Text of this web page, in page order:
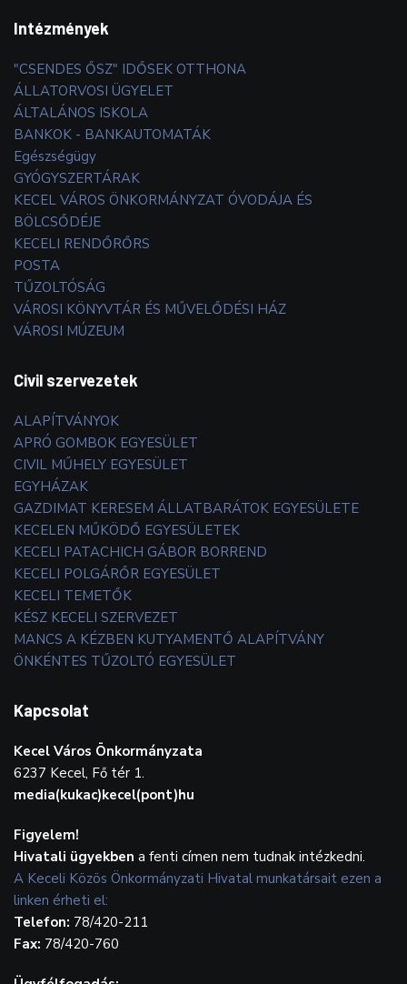
Intézmények
"CSENDES ŐSZ" IDŐSEK OTTHONA
ÁLLATORVOSI ÜGYELET
ÁLTALÁNOS ISKOLA
BANKOK - BANKAUTOMATÁK
Egészségügy
GYÓGYSZERTÁRAK
KECEL VÁROS ÖNKORMÁNYZAT ÓVODÁJA ÉS
BÖLCSŐDÉJE
KECELI RENDŐRŐRS
POSTA
TŰZOLTÓSÁG
VÁROSI KÖNYVTÁR ÉS MŰVELŐDÉSI HÁZ
VÁROSI MÚZEUM
Civil szervezetek
ALAPÍTVÁNYOK
APRÓ GOMBOK EGYESÜLET
CIVIL MŰHELY EGYESÜLET
EGYHÁZAK
GAZDIMAT KERESEM ÁLLATBARÁTOK EGYESÜLETE
KECELEN MŰKÖDŐ EGYESÜLETEK
KECELI PATACHICH GÁBOR BORREND
KECELI POLGÁRŐR EGYESÜLET
KECELI TEMETŐK
KÉSZ KECELI SZERVEZET
MANCS A KÉZBEN KUTYAMENTŐ ALAPÍTVÁNY
ÖNKÉNTES TŰZOLTÓ EGYESÜLET
Kapcsolat
Kecel Város Önkormányzata
6237 Kecel, Fő tér 1.
media(kukac)kecel(pont)hu
Figyelem!
Hivatali ügyekben a fenti címen nem tudnak intézkedni.
A Keceli Közös Önkormányzati Hivatal munkatársait ezen a
linken érheti el:
Telefon: 78/420-211
Fax: 78/420-760